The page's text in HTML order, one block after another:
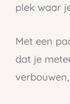
plek waar
Met een
dat je